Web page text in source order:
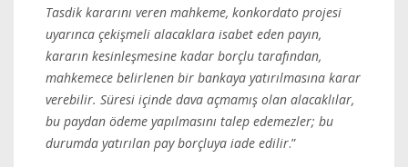
Tasdik kararını veren mahkeme, konkordato projesi
uyarınca çekişmeli alacaklara isabet eden payın,
kararın kesinleşmesine kadar borçlu tarafından,
mahkemece belirlenen bir bankaya yatırılmasına karar
verebilir. Süresi içinde dava açmamış olan alacaklılar,
bu paydan ödeme yapılmasını talep edemezler; bu
durumda yatırılan pay borçluya iade edilir.”